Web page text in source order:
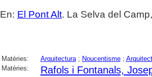
En: El Pont Alt. La Selva del
Matèries: Arquitectura; Noucentisme;
Matèries:
Rafols i Fontanals,